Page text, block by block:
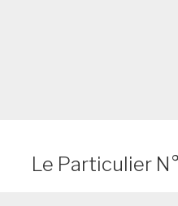
Le Particulier